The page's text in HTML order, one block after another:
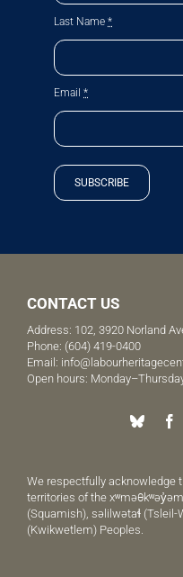
Last Name *
Email *
SUBSCRIBE
CONTACT US
Address: 102, 3920 Norland
Phone: (604) 419-0400
Email:
Open hours:
We respectfully acknowledge
territories of the
(Squamish), səlilwətaɬ (Tsleil-
(Kwikwetlem) Peoples.